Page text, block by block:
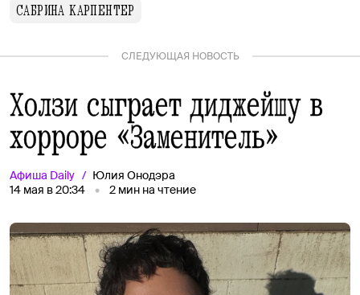
САБРИНА КАРПЕНТЕР
СЛЕДУЮЩАЯ НОВОСТЬ
Холзи сыграет диджейшу в
хорроре «Заменитель»
Афиша Daily
Юлия Онодэра
14 мая в 20:34
2 мин на чтение